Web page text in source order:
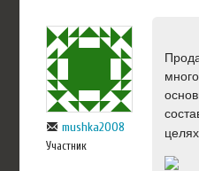
mushka2008
Участник